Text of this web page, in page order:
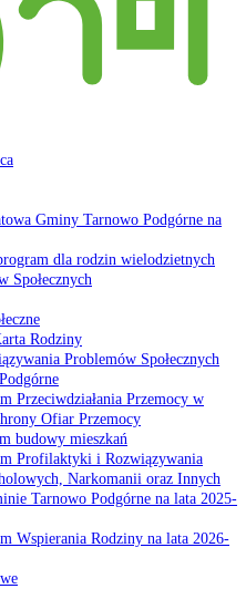
Gminy Tarnowo Podgórne na
dla rodzin wielodzietnych
Społecznych
Rodziny
Problemów Społecznych
Przeciwdziałania Przemocy w
Ofiar Przemocy
budowy mieszkań
Profilaktyki i Rozwiązywania
Narkomanii oraz Innych
Tarnowo Podgórne na lata 2025-
Wspierania Rodziny na lata 2026-